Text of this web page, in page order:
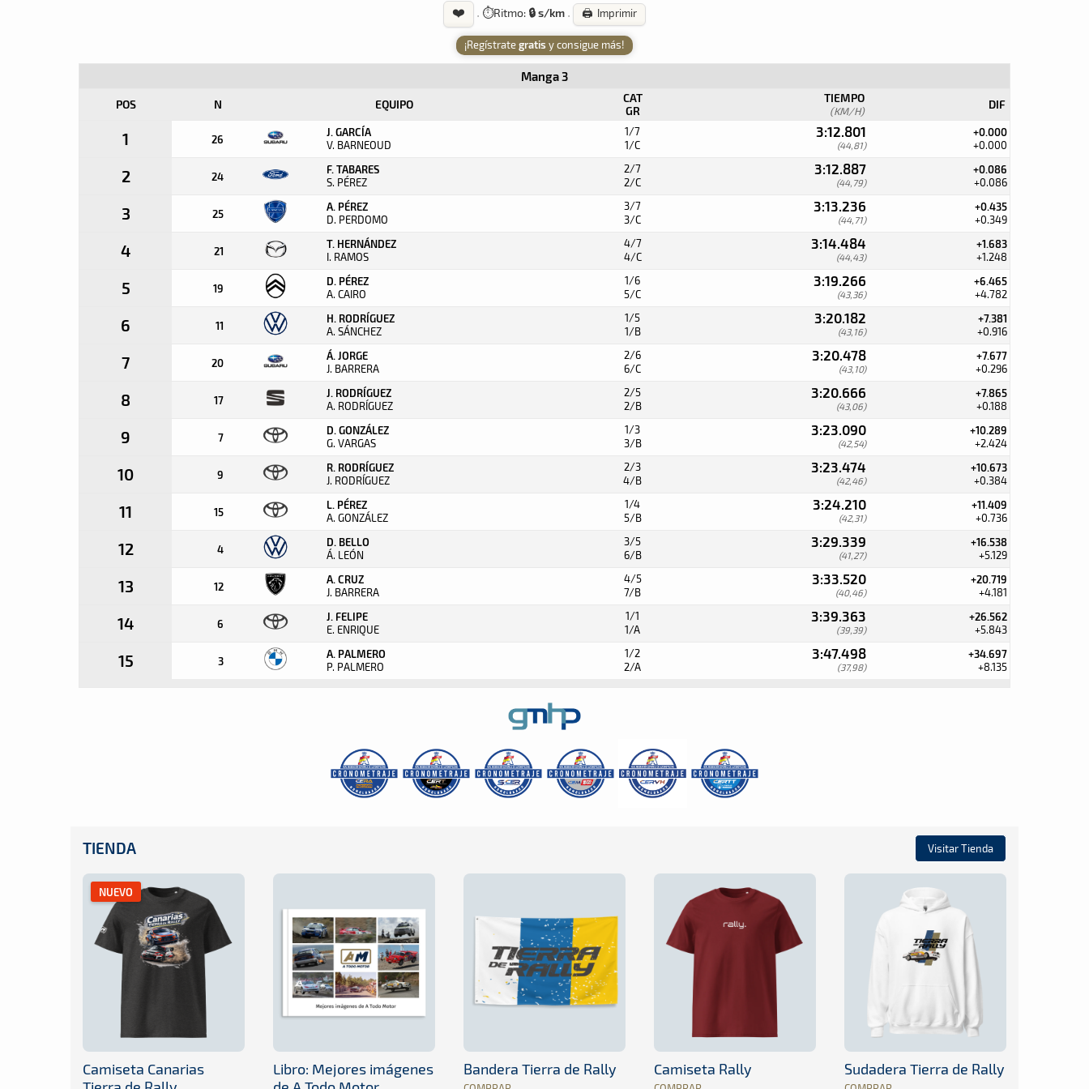
❤️ · ⏱️Ritmo: 🔒 s/km · 🖨️ Imprimir
¡Regístrategratis y consigue más!
Manga 3
POS N EQUIPO
CAT
GR
TIEMPO
(KM/H) DIF
1 26
J. GARCÍA
V. BARNEOUD
1/7
1/C
3:12.801
(44,81)
+0.000
+0.000
2 24
F. TABARES
S. PÉREZ
2/7
2/C
3:12.887
(44,79)
+0.086
+0.086
3 25
A. PÉREZ
D. PERDOMO
3/7
3/C
3:13.236
(44,71)
+0.435
+0.349
4 21
T. HERNÁNDEZ
I. RAMOS
4/7
4/C
3:14.484
(44,43)
+1.683
+1.248
5 19
D. PÉREZ
A. CAIRO
1/6
5/C
3:19.266
(43,36)
+6.465
+4.782
6 11
H. RODRÍGUEZ
A. SÁNCHEZ
1/5
1/B
3:20.182
(43,16)
+7.381
+0.916
7 20
Á. JORGE
J. BARRERA
2/6
6/C
3:20.478
(43,10)
+7.677
+0.296
8 17
J. RODRÍGUEZ
A. RODRÍGUEZ
2/5
2/B
3:20.666
(43,06)
+7.865
+0.188
9 7
D. GONZÁLEZ
G. VARGAS
1/3
3/B
3:23.090
(42,54)
+10.289
+2.424
10 9
R. RODRÍGUEZ
J. RODRÍGUEZ
2/3
4/B
3:23.474
(42,46)
+10.673
+0.384
11 15
L. PÉREZ
A. GONZÁLEZ
1/4
5/B
3:24.210
(42,31)
+11.409
+0.736
12 4
D. BELLO
Á. LEÓN
3/5
6/B
3:29.339
(41,27)
+16.538
+5.129
13 12
A. CRUZ
J. BARRERA
4/5
7/B
3:33.520
(40,46)
+20.719
+4.181
14 6
J. FELIPE
E. ENRIQUE
1/1
1/A
3:39.363
(39,39)
+26.562
+5.843
15 3
A. PALMERO
P. PALMERO
1/2
2/A
3:47.498
(37,98)
+34.697
+8.135
TIENDA Visitar Tienda
NUEVO
Camiseta Canarias
Libro: Mejores imágenes
Bandera Tierra de Rally Camiseta Rally Sudadera Tierra de Rally